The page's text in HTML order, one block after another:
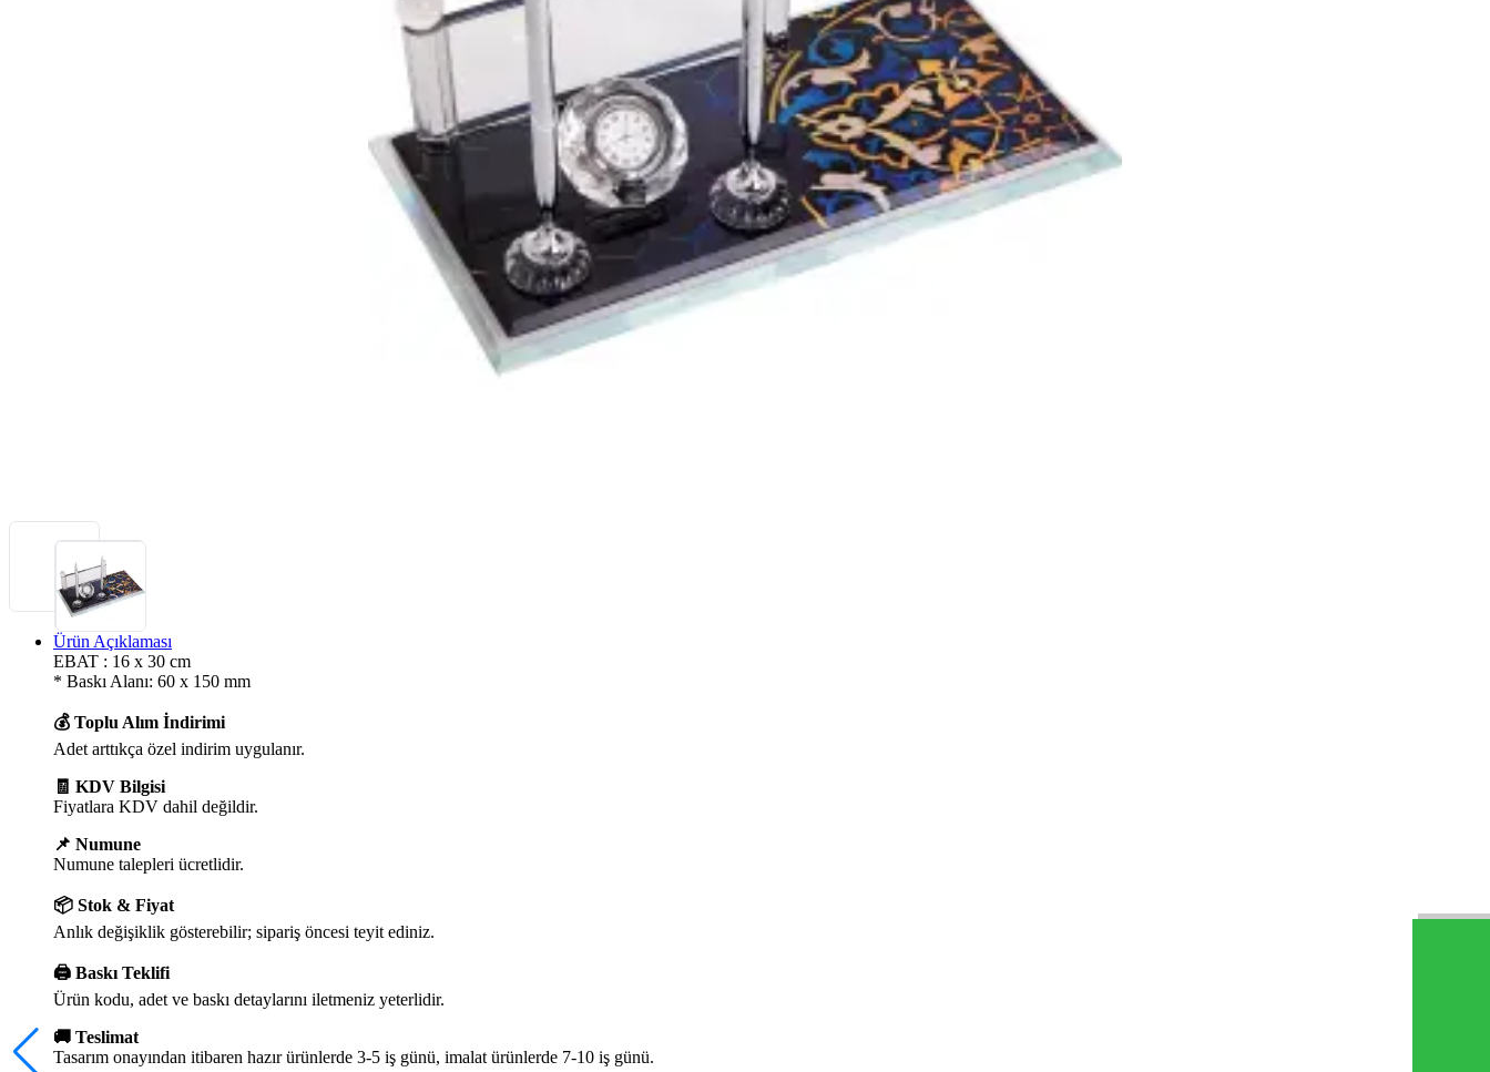
Ürün Açıklaması
EBAT : 16 x 30 cm
* Baskı Alanı: 60 x 150 mm
💰 Toplu Alım İndirimi
Adet arttıkça özel indirim uygulanır.
🧾 KDV Bilgisi
Fiyatlara KDV dahil değildir.
📌 Numune
Numune talepleri ücretlidir.
📦 Stok & Fiyat
Anlık değişiklik gösterebilir; sipariş öncesi teyit ediniz.
🖨️ Baskı Teklifi
Ürün kodu, adet ve baskı detaylarını iletmeniz yeterlidir.
🚚 Teslimat
Tasarım onayından itibaren hazır ürünlerde 3-5 iş günü, imalat ürünlerde 7-10 iş günü.